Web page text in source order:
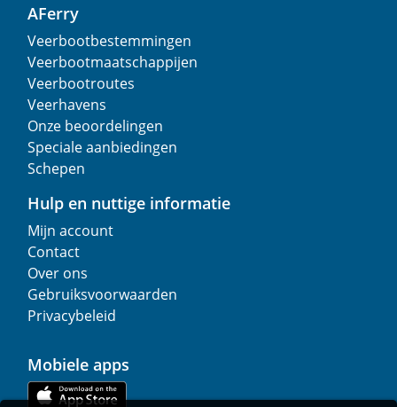
AFerry
Veerbootbestemmingen
Veerbootmaatschappijen
Veerbootroutes
Veerhavens
Onze beoordelingen
Speciale aanbiedingen
Schepen
Hulp en nuttige informatie
Mijn account
Contact
Over ons
Gebruiksvoorwaarden
Privacybeleid
Mobiele apps